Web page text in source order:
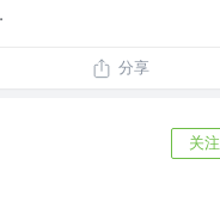
分享
关注